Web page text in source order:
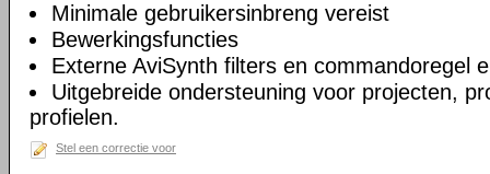
Minimale gebruikersinbreng vereist
Bewerkingsfuncties
Externe AviSynth filters en commandoregel
Uitgebreide ondersteuning voor projecten,
profielen.
Stel een correctie voor